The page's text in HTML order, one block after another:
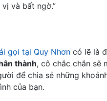
và bất ngờ.”
gọi tại Quy Nhơn có lẽ là
thành, cô chắc chắn sẽ
để chia sẻ những
của bạn.